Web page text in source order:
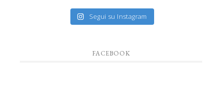
Segui su Instagram
FACEBOOK